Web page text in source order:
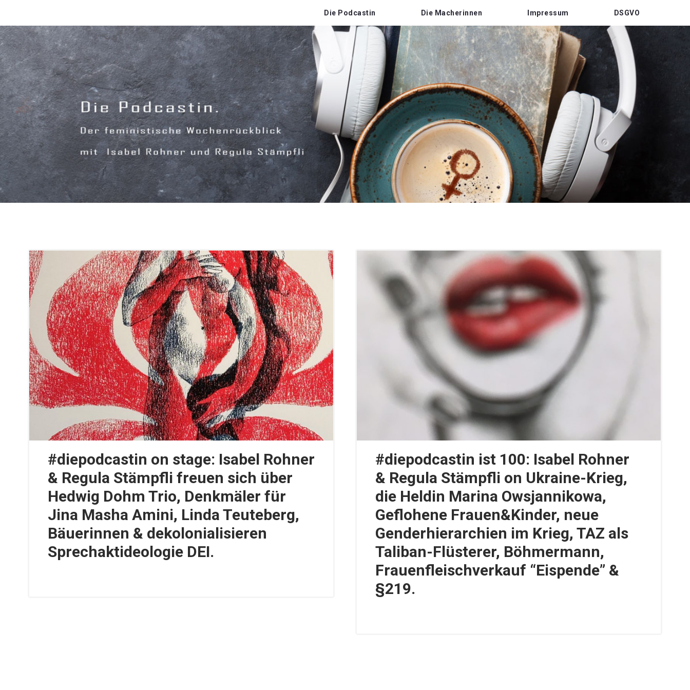
Die Podcastin Die Macherinnen Impressum DSGVO
#diepodcastin on stage: Isabel Rohner
& Regula Stämpfli freuen sich über
Hedwig Dohm Trio, Denkmäler für
Jina Masha Amini, Linda Teuteberg,
Bäuerinnen & dekolonialisieren
Sprechaktideologie DEI.
#diepodcastin ist 100: Isabel Rohner
& Regula Stämpfli on Ukraine-Krieg,
die Heldin Marina Owsjannikowa,
Geflohene Frauen&Kinder, neue
Genderhierarchien im Krieg, TAZ als
Taliban-Flüsterer, Böhmermann,
Frauenfleischverkauf “Eispende” &
§219.